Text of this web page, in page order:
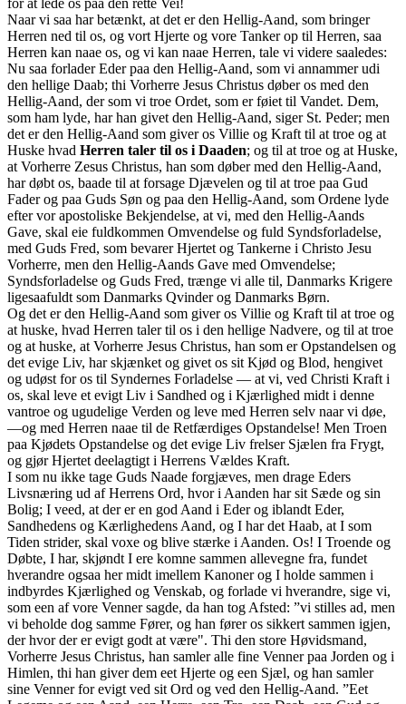
for at lede os paa den rette Vei!
Naar vi saa har betænkt, at det er den Hellig-Aand, som bringer
Herren ned til os, og vort Hjerte og vore Tanker op til Herren, saa
Herren kan naae os, og vi kan naae Herren, tale vi videre saaledes:
Nu saa forlader Eder paa den Hellig-Aand, som vi annammer udi
den hellige Daab; thi Vorherre Jesus Christus døber os med den
Hellig-Aand, der som vi troe Ordet, som er føiet til Vandet. Dem,
som ham lyde, har han givet den Hellig-Aand, siger St. Peder; men
det er den Hellig-Aand som giver os Villie og Kraft til at troe og at
Huske hvad Herren taler til os i Daaden; og til at troe og at Huske,
at Vorherre Zesus Christus, han som døber med den Hellig-Aand,
har døbt os, baade til at forsage Djævelen og til at troe paa Gud
Fader og paa Guds Søn og paa den Hellig-Aand, som Ordene lyde
efter vor apostoliske Bekjendelse, at vi, med den Hellig-Aands
Gave, skal eie fuldkommen Omvendelse og fuld Syndsforladelse,
med Guds Fred, som bevarer Hjertet og Tankerne i Christo Jesu
Vorherre, men den Hellig-Aands Gave med Omvendelse;
Syndsforladelse og Guds Fred, trænge vi alle til, Danmarks Krigere
ligesaafuldt som Danmarks Qvinder og Danmarks Børn.
Og det er den Hellig-Aand som giver os Villie og Kraft til at troe og
at huske, hvad Herren taler til os i den hellige Nadvere, og til at troe
og at huske, at Vorherre Jesus Christus, han som er Opstandelsen og
det evige Liv, har skjænket og givet os sit Kjød og Blod, hengivet
og udøst for os til Syndernes Forladelse — at vi, ved Christi Kraft i
os, skal leve et evigt Liv i Sandhed og i Kjærlighed midt i denne
vantroe og ugudelige Verden og leve med Herren selv naar vi døe,
—og med Herren naae til de Retfærdiges Opstandelse! Men Troen
paa Kjødets Opstandelse og det evige Liv frelser Sjælen fra Frygt,
og gjør Hjertet deelagtigt i Herrens Vældes Kraft.
I som nu ikke tage Guds Naade forgjæves, men drage Eders
Livsnæring ud af Herrens Ord, hvor i Aanden har sit Sæde og sin
Bolig; I veed, at der er en god Aand i Eder og iblandt Eder,
Sandhedens og Kærlighedens Aand, og I har det Haab, at I som
Tiden strider, skal voxe og blive stærke i Aanden. Os! I Troende og
Døbte, I har, skjøndt I ere komne sammen allevegne fra, fundet
hverandre ogsaa her midt imellem Kanoner og I holde sammen i
indbyrdes Kjærlighed og Venskab, og forlade vi hverandre, sige vi,
som een af vore Venner sagde, da han tog Afsted: ”vi stilles ad, men
vi beholde dog samme Fører, og han fører os sikkert sammen igjen,
der hvor der er evigt godt at være". Thi den store Høvidsmand,
Vorherre Jesus Christus, han samler alle fine Venner paa Jorden og i
Himlen, thi han giver dem eet Hjerte og een Sjæl, og han samler
sine Venner for evigt ved sit Ord og ved den Hellig-Aand. ”Eet